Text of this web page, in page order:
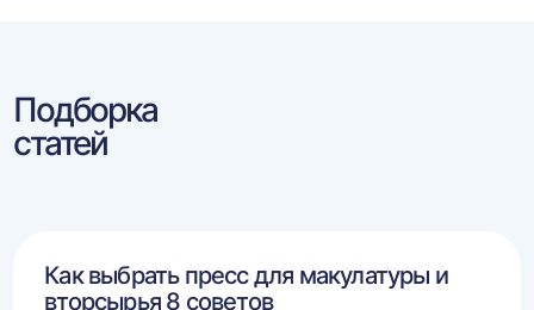
Подборка
статей
Как выбрать пресс для макулатуры и
вторсырья 8 советов